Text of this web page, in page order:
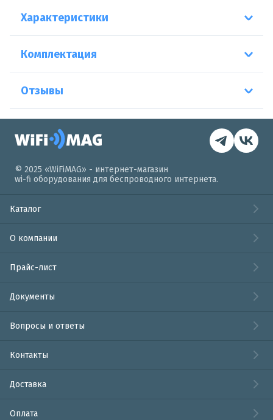
Характеристики
Комплектация
Отзывы
© 2025 «WiFiMAG» - интернет-магазин
wi-fi оборудования для беспроводного интернета.
Каталог
О компании
Прайс-лист
Документы
Вопросы и ответы
Контакты
Доставка
Оплата